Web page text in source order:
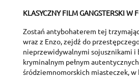
KLASYCZNY FILM GANGSTERSKI W
Zostań antybohaterem tej
wraz z Enzo, zejdź do
nieprzewidywalnymi sojusznikami i
kryminalnym pełnym
śródziemnomorskich miasteczek,